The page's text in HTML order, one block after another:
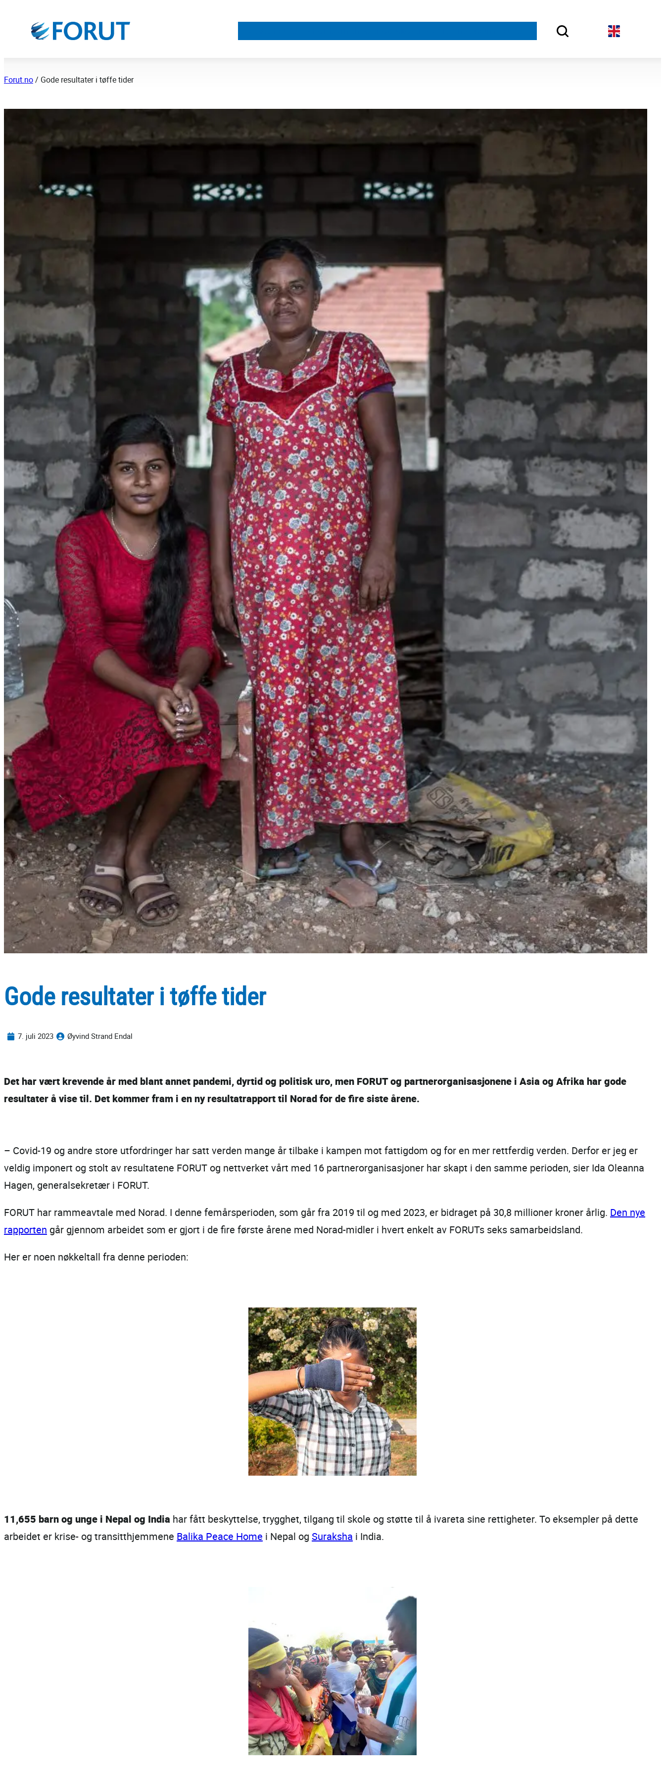
Forut.no/ Gode resultater i tøffe tider
Gode resultater i tøffe tider
7. juli 2023 Øyvind Strand Endal
Det har vært krevende år med blant annet pandemi, dyrtid og politisk uro, men FORUT og partnerorganisasjonene i Asia og Afrika har gode
resultater å vise til. Det kommer fram i en ny resultatrapport til Norad for de fire siste årene.
– Covid-19 og andre store utfordringer har satt verden mange år tilbake i kampen mot fattigdom og for en mer rettferdig verden. Derfor er jeg er
veldig imponert og stolt av resultatene FORUT og nettverket vårt med 16 partnerorganisasjoner har skapt i den samme perioden, sier Ida Oleanna
Hagen, generalsekretær i FORUT.
FORUT har rammeavtale med Norad. I denne femårsperioden, som går fra 2019 til og med 2023, er bidraget på 30,8 millioner kroner årlig. Den nye
rapporten går gjennom arbeidet som er gjort i de fire første årene med Norad-midler i hvert enkelt av FORUTs seks samarbeidsland.
Her er noen nøkkeltall fra denne perioden:
11,655 barn og unge i Nepal og India har fått beskyttelse, trygghet, tilgang til skole og støtte til å ivareta sine rettigheter. To eksempler på dette
arbeidet er krise- og transitthjemmene Balika Peace Home i Nepal og Suraksha i India.